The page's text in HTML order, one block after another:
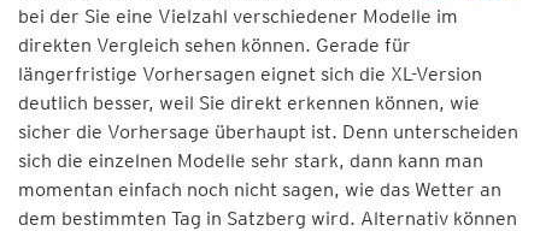
bei der Sie eine Vielzahl verschiedener Modelle im
direkten Vergleich sehen können. Gerade für
längerfristige Vorhersagen eignet sich die XL-Version
deutlich besser, weil Sie direkt erkennen können, wie
sicher die Vorhersage überhaupt ist. Denn unterscheiden
sich die einzelnen Modelle sehr stark, dann kann man
momentan einfach noch nicht sagen, wie das Wetter an
dem bestimmten Tag in Satzberg wird. Alternativ können